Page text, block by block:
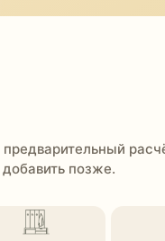
позже.